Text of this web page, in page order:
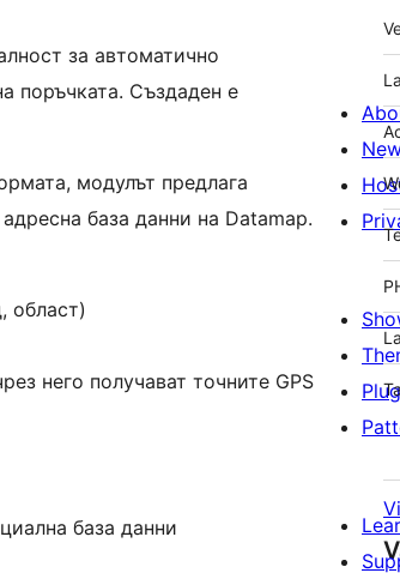
за автоматично
поръчката. Създаден е
модулът предлага
база данни на Datamap.
област)
него получават точните GPS
база данни